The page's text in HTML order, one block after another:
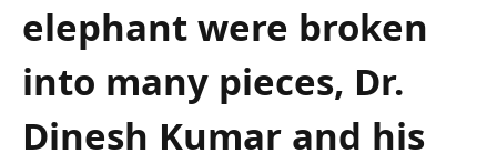
elephant were broken
into many pieces, Dr.
Dinesh Kumar and his